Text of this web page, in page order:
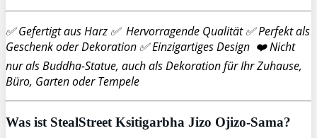
✅ Gefertigt aus Harz ✅ Hervorragende Qualität ✅ Perfekt als
Geschenk oder Dekoration ✅ Einzigartiges Design ❤️ Nicht
nur als Buddha-Statue, auch als Dekoration für Ihr Zuhause,
Büro, Garten oder Tempele
Was ist StealStreet Ksitigarbha Jizo Ojizo-Sama?